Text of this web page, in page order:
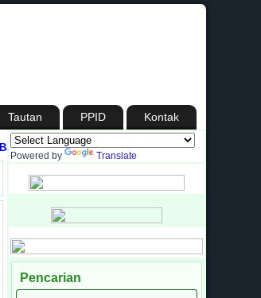
Tautan PPID Kontak
Media Informasi dan Silaturahmi antara Madrasah
Powered by Translate
Pencarian